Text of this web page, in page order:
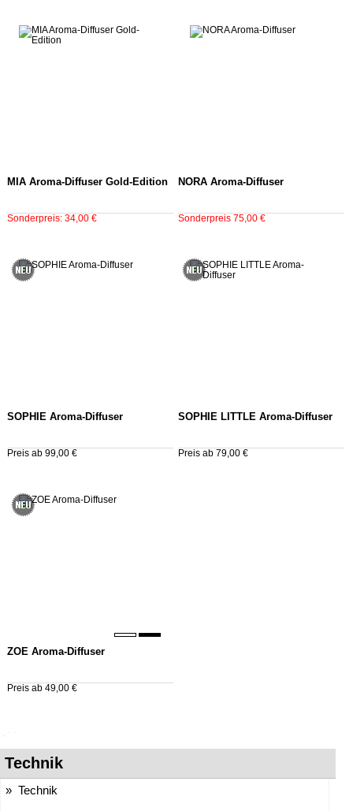
MIA Aroma-Diffuser Gold-Edition
Sonderpreis: 34,00 €
NORA Aroma-Diffuser
Sonderpreis 75,00 €
SOPHIE Aroma-Diffuser
Preis ab 99,00 €
SOPHIE LITTLE Aroma-Diffuser
Preis ab 79,00 €
ZOE Aroma-Diffuser
Preis ab 49,00 €
Technik
» Technik